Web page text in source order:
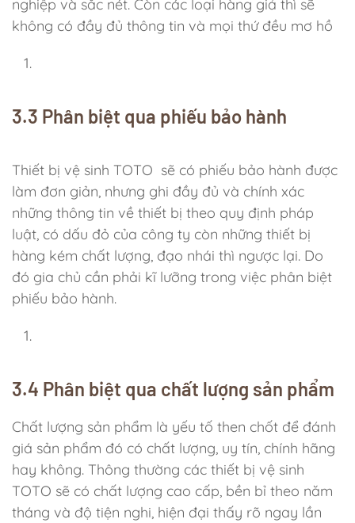
nghiệp và sắc nét. Còn các loại hàng giả thì sẽ
không có đầy đủ thông tin và mọi thứ đều mơ hồ
3.3 Phân biệt qua phiếu bảo hành
Thiết bị vệ sinh TOTO sẽ có phiếu bảo hành được
làm đơn giản, nhưng ghi đầy đủ và chính xác
những thông tin về thiết bị theo quy định pháp
luật, có dấu đỏ của công ty còn những thiết bị
hàng kém chất lượng, đạo nhái thì ngược lại. Do
đó gia chủ cần phải kĩ lưỡng trong việc phân biệt
phiếu bảo hành.
3.4 Phân biệt qua chất lượng sản phẩm
Chất lượng sản phẩm là yếu tố then chốt để đánh
giá sản phẩm đó có chất lượng, uy tín, chính hãng
hay không. Thông thường các thiết bị vệ sinh
TOTO sẽ có chất lượng cao cấp, bền bỉ theo năm
tháng và độ tiện nghi, hiện đại thấy rõ ngay lần